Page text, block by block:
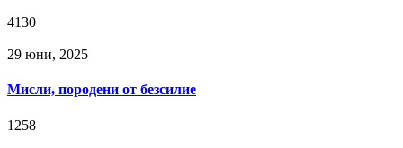
4130
29 юни, 2025
Мисли, породени от безсилие
1258